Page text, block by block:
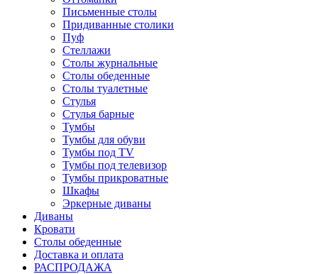
Письменные столы
Придиванные столики
Пуф
Стеллажи
Столы журнальные
Столы обеденные
Столы туалетные
Стулья
Стулья барные
Тумбы
Тумбы для обуви
Тумбы под TV
Тумбы под телевизор
Тумбы прикроватные
Шкафы
Эркерные диваны
Диваны
Кровати
Столы обеденные
Доставка и оплата
РАСПРОДАЖА